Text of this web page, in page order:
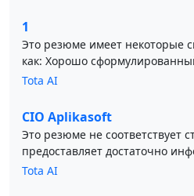
1
Это резюме имеет некоторые
как: Хорошо
Tota AI
CIO Aplikasoft
Это резюме не соответствует
предоставляет достаточно
Tota AI